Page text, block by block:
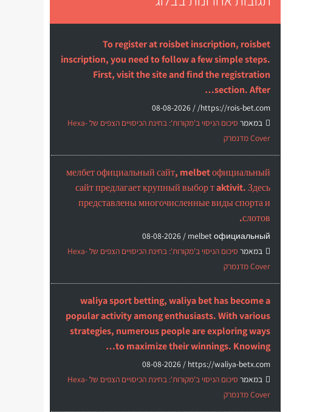
To register at roisbet inscription, roisbet
inscription, you need to follow a few simple steps.
First, visit the site and find the registration
section. After…
https://rois-bet.com/ /
08-08-2026
במאמר
סיכום הניסוי ב'מקורות': בחינת הכיסויים הצפים של Hexa-
Cover מדנמרק
мелбет официальный сайт, melbet официальный
сайт предлагает крупный выбор т aktivit. Здесь
представлены многочисленные виды спорта и
слотов.
melbet официальный /
08-08-2026
במאמר
סיכום הניסוי ב'מקורות': בחינת הכיסויים הצפים של Hexa-
Cover מדנמרק
waliya sport betting, waliya bet has become a
popular activity among enthusiasts. With various
strategies, numerous people are exploring ways
to maximize their winnings. Knowing…
https://waliya-betx.com /
08-08-2026
במאמר
סיכום הניסוי ב'מקורות': בחינת הכיסויים הצפים של Hexa-
Cover מדנמרק